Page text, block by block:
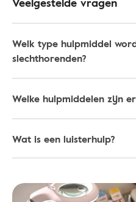
Welk type hulpmiddel
slechthorenden?
Welke hulpmiddelen zijn
Wat is een luisterhulp?